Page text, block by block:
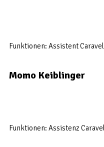
Funktionen: Assistent
Momo Keiblinger
Funktionen: Assistenz